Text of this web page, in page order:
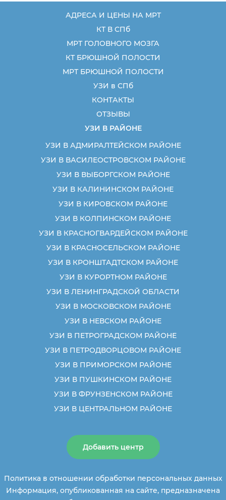
АДРЕСА И ЦЕНЫ НА МРТ
КТ В СПб
МРТ ГОЛОВНОГО МОЗГА
КТ БРЮШНОЙ ПОЛОСТИ
МРТ БРЮШНОЙ ПОЛОСТИ
УЗИ в СПб
КОНТАКТЫ
ОТЗЫВЫ
УЗИ В РАЙОНЕ
УЗИ В АДМИРАЛТЕЙСКОМ РАЙОНЕ
УЗИ В ВАСИЛЕОСТРОВСКОМ РАЙОНЕ
УЗИ В ВЫБОРГСКОМ РАЙОНЕ
УЗИ В КАЛИНИНСКОМ РАЙОНЕ
УЗИ В КИРОВСКОМ РАЙОНЕ
УЗИ В КОЛПИНСКОМ РАЙОНЕ
УЗИ В КРАСНОГВАРДЕЙСКОМ РАЙОНЕ
УЗИ В КРАСНОСЕЛЬСКОМ РАЙОНЕ
УЗИ В КРОНШТАДТСКОМ РАЙОНЕ
УЗИ В КУРОРТНОМ РАЙОНЕ
УЗИ В ЛЕНИНГРАДСКОЙ ОБЛАСТИ
УЗИ В МОСКОВСКОМ РАЙОНЕ
УЗИ В НЕВСКОМ РАЙОНЕ
УЗИ В ПЕТРОГРАДСКОМ РАЙОНЕ
УЗИ В ПЕТРОДВОРЦОВОМ РАЙОНЕ
УЗИ В ПРИМОРСКОМ РАЙОНЕ
УЗИ В ПУШКИНСКОМ РАЙОНЕ
УЗИ В ФРУНЗЕНСКОМ РАЙОНЕ
УЗИ В ЦЕНТРАЛЬНОМ РАЙОНЕ
Добавить центр
Политика в отношении обработки персональных данных
Информация, опубликованная на сайте, предназначена